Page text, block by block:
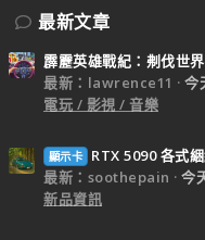
最新文章
霹靂英雄戰紀：刜伐世
最新：lawrence11
今
電玩 / 影視 / 音樂
顯示卡
RTX 5090 各式
最新：soothepain
今
新品資訊